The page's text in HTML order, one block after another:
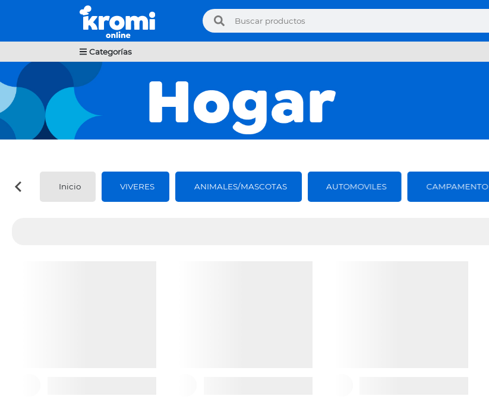
Categorías
Inicio VIVERES ANIMALES/MASCOTAS AUTOMOVILES CAMPAMENTO